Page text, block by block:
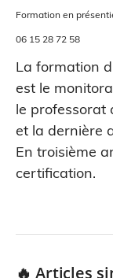
Formation en
06 15 28 72 58
La formation
est le
le professorat
et la dernière
En troisième
certification.
🔥 Articles